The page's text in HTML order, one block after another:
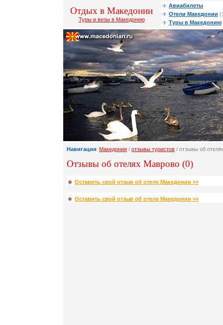
Отдых в Македонии
Туры и визы в Македонию
Авиабилеты
Отели Македонии
Туры в Македонию
Навигация: Македония / отзывы туристов / отзывы об
Отзывы об отелях Маврово (0)
Оставить свой отзыв об отеле Македонии »»
Оставить свой отзыв об отеле Македонии »»